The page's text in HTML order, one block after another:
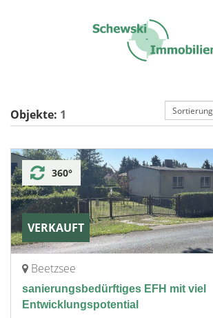
Objekte: 1
VERKAUFT
360°
Beetzsee
sanierungsbedürftiges EFH mit viel
Entwicklungspotential